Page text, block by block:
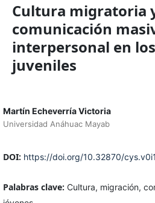
Cultura migratoria
comunicación
interpersonal en
juveniles
Martín Echeverría Victoria
Universidad Anáhuac Mayab
DOI: https://doi.org/10.32870/
Palabras clave: Cultura, migración,